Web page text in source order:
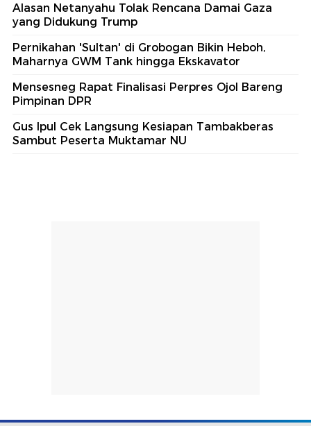
Alasan Netanyahu Tolak Rencana Damai Gaza
yang Didukung Trump
Pernikahan 'Sultan' di Grobogan Bikin Heboh,
Maharnya GWM Tank hingga Ekskavator
Mensesneg Rapat Finalisasi Perpres Ojol Bareng
Pimpinan DPR
Gus Ipul Cek Langsung Kesiapan Tambakberas
Sambut Peserta Muktamar NU